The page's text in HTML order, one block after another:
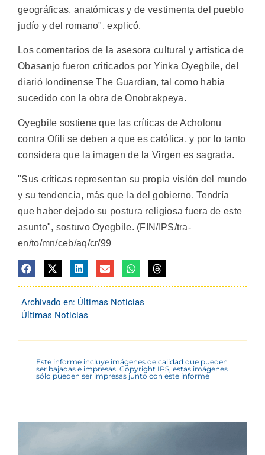
geográficas, anatómicas y de vestimenta del pueblo
judío y del romano", explicó.
Los comentarios de la asesora cultural y artística de
Obasanjo fueron criticados por Yinka Oyegbile, del
diarió londinense The Guardian, tal como había
sucedido con la obra de Onobrakpeya.
Oyegbile sostiene que las críticas de Acholonu
contra Ofili se deben a que es católica, y por lo tanto
considera que la imagen de la Virgen es sagrada.
"Sus críticas representan su propia visión del mundo
y su tendencia, más que la del gobierno. Tendría
que haber dejado su postura religiosa fuera de este
asunto", sostuvo Oyegbile. (FIN/IPS/tra-
en/to/mn/ceb/aq/cr/99
Archivado en: Últimas Noticias
Últimas Noticias
Este informe incluye imágenes de calidad que pueden
ser bajadas e impresas. Copyright IPS, estas imágenes
sólo pueden ser impresas junto con este informe